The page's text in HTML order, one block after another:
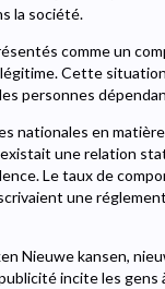
la société.
comme un
Cette
personnes
nationales en
une relation
Le taux de
une
Nieuwe kansen,
incite les gens